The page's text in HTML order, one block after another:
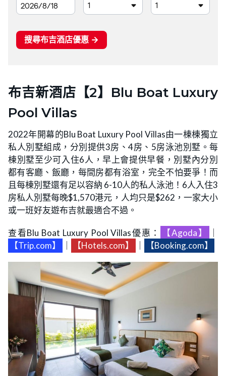
布吉新酒店【2】Blu Boat Luxury
Pool Villas
2022年開幕的Blu Boat Luxury Pool Villas由一棟棟獨立
私人別墅組成，分別提供3房、4房、5房泳池別墅。每
棟別墅至少可入住6人，早上會提供早餐，別墅內分別
都有客廳、飯廳，每間房都有浴室，完全不怕要爭！而
且每棟別墅還有足以容納 6-10人的私人泳池！6人入住3
房私人別墅每晚$1,570港元，人均只是$262，一家大小
或一班好友遊布吉就最適合不過。
查看Blu Boat Luxury Pool Villas優惠： 【Agoda】
【Trip.com】
【Hotels.com】 【Booking.com】